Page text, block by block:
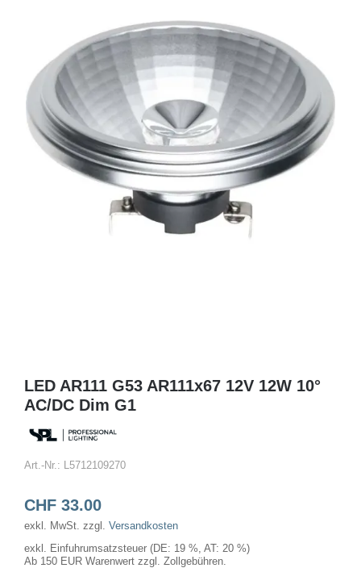
LED AR111 G53 AR111x67 12V 12W 10°
AC/DC Dim G1
Art.-Nr.: L5712109270
CHF33.00
exkl. MwSt. zzgl. Versandkosten
exkl. Einfuhrumsatzsteuer (DE: 19 %, AT: 20 %)
Ab 150 EUR Warenwert zzgl. Zollgebühren.